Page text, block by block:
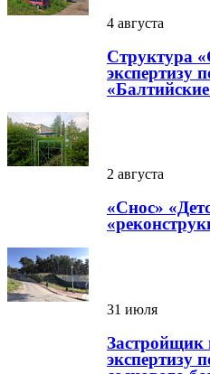
4 августа
Структура
экспертизу
2 августа
«Снос»
31 июля
Застройщик
экспертизу